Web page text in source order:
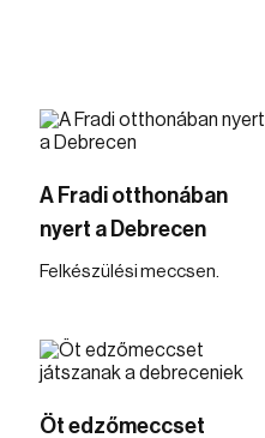
A Fradi otthonában
nyert a Debrecen
Felkészülési meccsen.
Öt edzőmeccset